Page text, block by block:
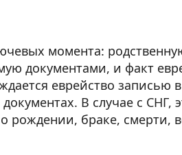
момента:
документами, и факт
еврейство записью
В случае с СНГ,
о рождении, браке, смерти,